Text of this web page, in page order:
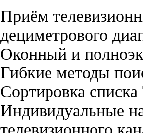
Приём
дециметрового
Оконный и
Гибкие методы
Сортировка
Индивидуальные